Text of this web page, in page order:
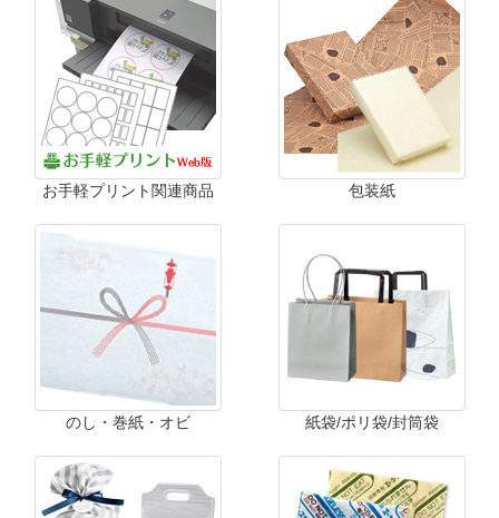
お手軽プリント関連商品 包装紙
のし・巻紙・オビ 紙袋/ポリ袋/封筒袋